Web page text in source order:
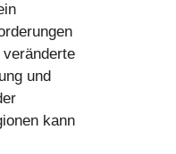
und
kann